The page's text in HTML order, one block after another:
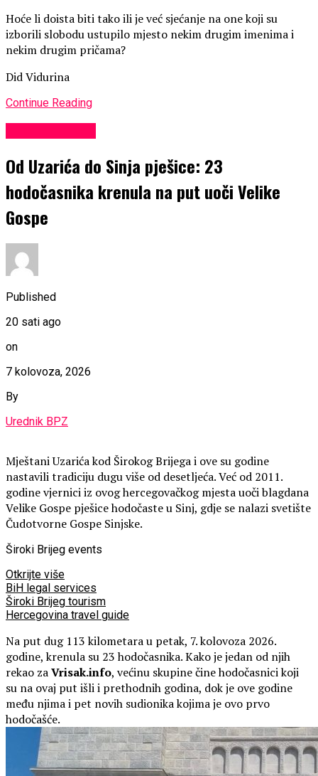
Hoće li doista biti tako ili je već sjećanje na one koji su
izborili slobodu ustupilo mjesto nekim drugim imenima i
nekim drugim pričama?
Did Vidurina
Continue Reading
Od Uzarića do Sinja pješice: 23
hodočasnika krenula na put uoči Velike
Gospe
Published
20 sati ago
on
7 kolovoza, 2026
By
Urednik BPZ
Mještani Uzarića kod Širokog Brijega i ove su godine
nastavili tradiciju dugu više od desetljeća. Već od 2011.
godine vjernici iz ovog hercegovačkog mjesta uoči blagdana
Velike Gospe pješice hodočaste u Sinj, gdje se nalazi svetište
Čudotvorne Gospe Sinjske.
Široki Brijeg events
Otkrijte više
BiH legal services
Široki Brijeg tourism
Hercegovina travel guide
Na put dug 113 kilometara u petak, 7. kolovoza 2026.
godine, krenula su 23 hodočasnika. Kako je jedan od njih
rekao zaVrisak.info, većinu skupine čine hodočasnici koji
su na ovaj put išli i prethodnih godina, dok je ove godine
među njima i pet novih sudionika kojima je ovo prvo
hodočašće.